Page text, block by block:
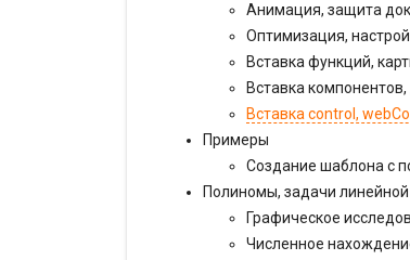
Анимация, защита
Оптимизация,
Вставка функций,
Вставка
Вставка control,
Примеры
Создание шаблона с
Полиномы, задачи
Графическое
Численное